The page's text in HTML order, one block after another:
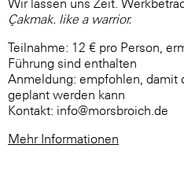
Wir lassen uns Zeit.
Çakmak. like a warrior.
Teilnahme: 12 € pro Person,
Führung sind enthalten
Anmeldung: empfohlen, damit
geplant werden kann
Kontakt: info@morsbroich.de
Mehr Informationen